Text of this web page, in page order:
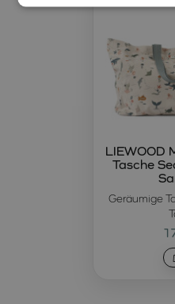
Geräumige
LIEWOOD
Tasche